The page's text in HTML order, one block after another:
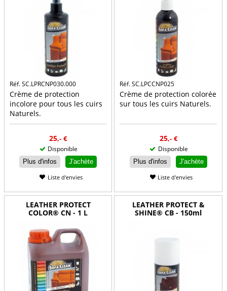
Réf. SC.LPRCNP030.000
Crème de protection
incolore pour tous les cuirs
Naturels.
25,- €
Disponible
Plus d'infos J'achète
Liste d'envies
Réf. SC.LPCCNP025
Crème de protection colorée
sur tous les cuirs Naturels.
25,- €
Disponible
Plus d'infos J'achète
Liste d'envies
LEATHER PROTECT
COLOR® CN - 1 L
LEATHER PROTECT &
SHINE® CB - 150ml